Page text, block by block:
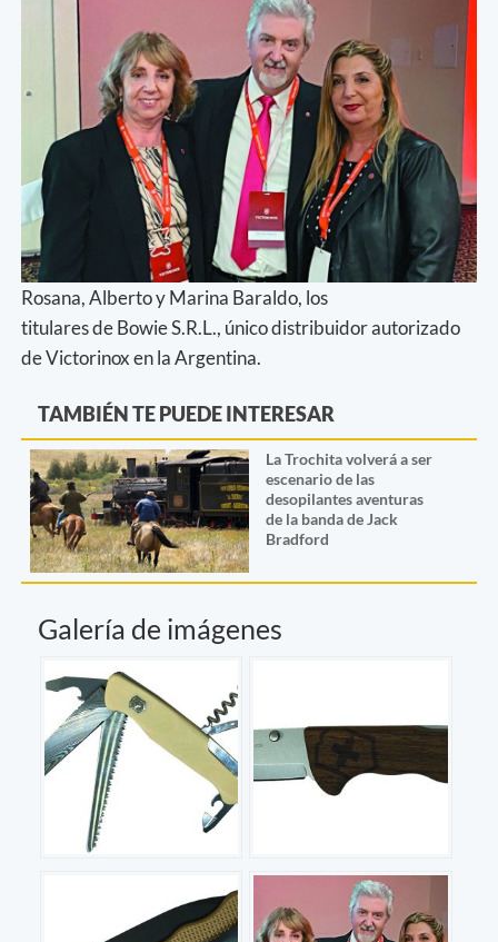
Rosana, Alberto y Marina Baraldo, los
titulares de Bowie S.R.L., único distribuidor autorizado
de Victorinox en la Argentina.
TAMBIÉN TE PUEDE INTERESAR
La Trochita volverá a ser
escenario de las
desopilantes aventuras
de la banda de Jack
Bradford
Galería de imágenes